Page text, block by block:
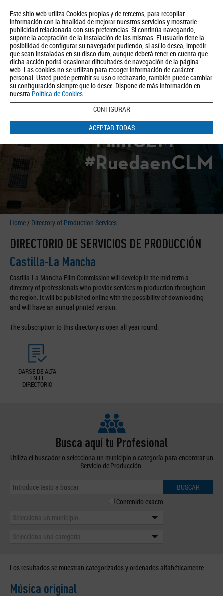
Este sitio web utiliza Cookies propias y de terceros, para recopilar
información con la finalidad de mejorar nuestros servicios y mostrarle
publicidad relacionada con sus preferencias. Si continúa navegando,
supone la aceptación de la instalación de las mismas. El usuario tiene la
posibilidad de configurar su navegador pudiendo, si así lo desea, impedir
que sean instaladas en su disco duro, aunque deberá tener en cuenta que
dicha acción podrá ocasionar dificultades de navegación de la página
web. Las cookies no se utilizan para recoger información de carácter
personal. Usted puede permitir su uso o rechazarlo, también puede cambiar
su configuración siempre que lo desee. Dispone de más información en
nuestra Política de Cookies.
CONFIGURAR
ACEPTAR TODAS
About us Tourism Política de Privacidad Aviso Legal Política de Cookies
BUSCAR
#FilmCLM
#RuedaenCLM
Home/ Directory of Production Services
DIRECTORIO DE SERVICIOS DE PRODUCCIÓN
Castilla-La Mancha
Castilla-La Mancha Film Commission will develop in the mid term a
directory of professionals who provide services to production throughout
the region. It will be published online with the possibility of downloading
and will have an annual printed version.
The subscription to this directory is open all year round.
DARSE DE ALTA
EN EL
DIRECTORIO
Busca aquí tu Profesional
Utiliza el buscador o selecciona un municipio o categoría para encontrar un
Servicio de Producción.
BUSCAR
Contenido exacto
Selecciona un municipio
Selecciona una categoría
Los resultados se muestran categorizados y ordenados alfabéticamente.
Música original